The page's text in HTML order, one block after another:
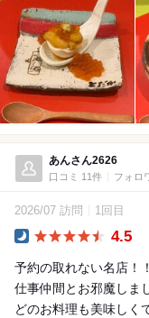
あんさん2626
口コミ 11件 フォロ
2026/07 訪問 1回目
4.5
予約の取れない名店！！
仕事仲間とお邪魔しま
どのお料理も美味しく